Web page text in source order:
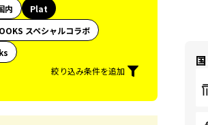
内
Plat
スペシャルコラボ
絞り込み条件を追加